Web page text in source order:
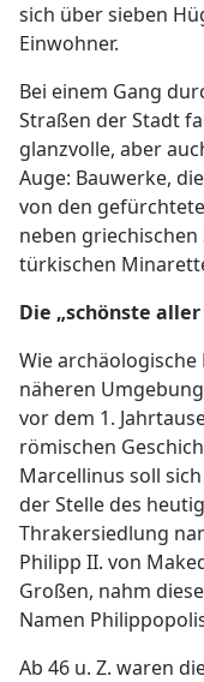
sich über sieben
Einwohner.
Bei einem Gang
Straßen der Stadt
glanzvolle, aber
Auge: Bauwerke,
von den
neben
türkischen
Die „schönste
Wie
näheren
vor dem 1.
römischen
Marcellinus soll
der Stelle des
Thrakersiedlung
Philipp II. von
Großen, nahm
Namen
Ab 46 u. Z. waren